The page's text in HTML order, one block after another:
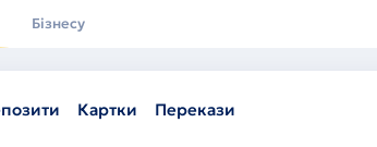
Бізнесу
Картки Перекази